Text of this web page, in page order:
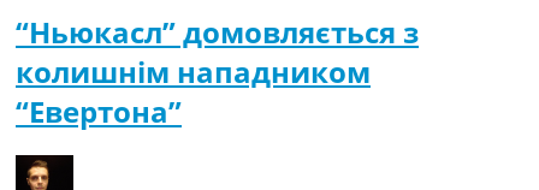
“Ньюкасл” домовляється з
колишнім нападником
“Евертона”